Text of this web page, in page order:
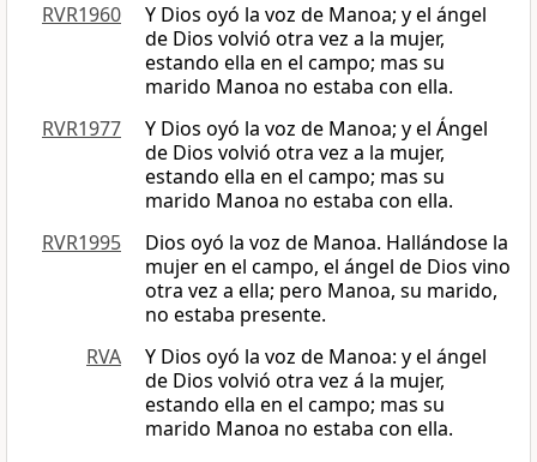
RVR1960
Y Dios oyó la voz de Manoa; y el ángel
de Dios volvió otra vez a la mujer,
estando ella en el campo; mas su
marido Manoa no estaba con ella.
RVR1977
Y Dios oyó la voz de Manoa; y el Ángel
de Dios volvió otra vez a la mujer,
estando ella en el campo; mas su
marido Manoa no estaba con ella.
RVR1995
Dios oyó la voz de Manoa. Hallándose la
mujer en el campo, el ángel de Dios vino
otra vez a ella; pero Manoa, su marido,
no estaba presente.
RVA
Y Dios oyó la voz de Manoa: y el ángel
de Dios volvió otra vez á la mujer,
estando ella en el campo; mas su
marido Manoa no estaba con ella.